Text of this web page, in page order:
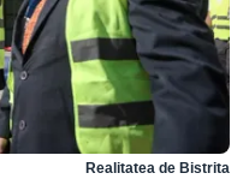
Realitatea de Bistrita